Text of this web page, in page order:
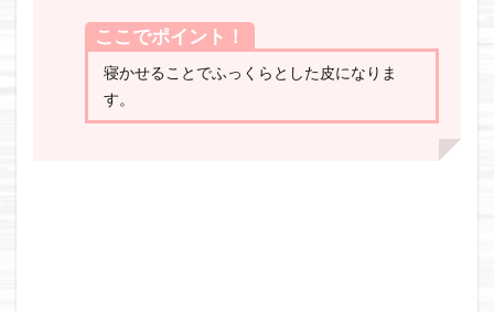
ここでポイント！
寝かせることでふっくらとした皮になりま
す。